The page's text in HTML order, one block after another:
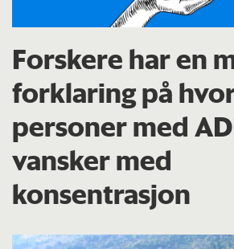
Forskere har en
forklaring på
personer med
vansker med
konsentrasjon